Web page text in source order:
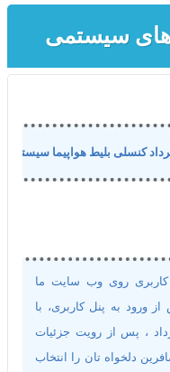
های سیستمی
کنسلی بلیط هواپیما سیستمی
کاربری روی وب سایت ما
ورود به پنل کاربری، با
، پس از رویت جزئیات
دلخواه تان را انتخاب